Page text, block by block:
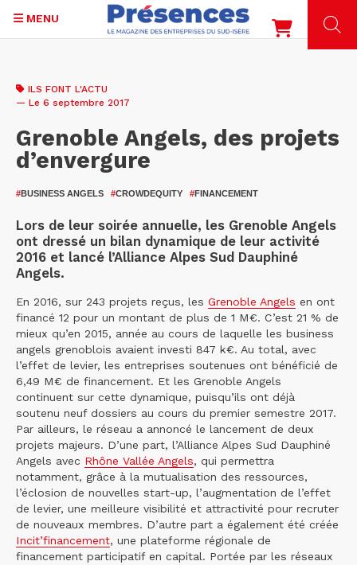
contenu
MENU
ILS FONT L'ACTU
— Le 6 septembre 2017
Grenoble Angels, des projets
d’envergure
#BUSINESS ANGELS #CROWDEQUITY #FINANCEMENT
Lors de leur soirée annuelle, les Grenoble Angels
ont dressé un bilan dynamique de leur activité
2016 et lancé l’Alliance Alpes Sud Dauphiné
Angels.
En 2016, sur 243 projets reçus, les Grenoble Angels en ont
financé 12 pour un montant de plus de 1 M€. C’est 21 % de
mieux qu’en 2015, année au cours de laquelle les business
angels grenoblois avaient investi 847 k€. Au total, avec
l’effet de levier, les entreprises soutenues ont bénéficié de
6,49 M€ de financement. Et les Grenoble Angels
continuent sur cette dynamique, puisqu’ils ont déjà
soutenu neuf dossiers au cours du premier semestre 2017.
Par ailleurs, le réseau a annoncé le lancement de deux
projets majeurs. D’une part, l’Alliance Alpes Sud Dauphiné
Angels avec Rhône Vallée Angels, qui permettra
notamment, grâce à la mutualisation des ressources,
l’éclosion de nouvelles start-up, l’augmentation de l’effet
de levier, une meilleure visibilité et attractivité pour recruter
de nouveaux membres. D’autre part a également été créée
Incit’financement, une plateforme régionale de
financement participatif en capital. Portée par les réseaux